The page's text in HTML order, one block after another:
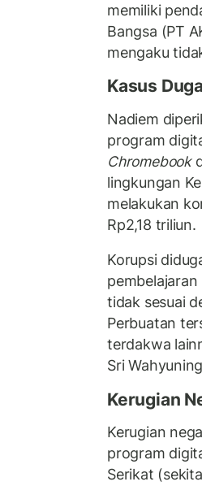
memiliki
Bangsa (PT
mengaku
Kasus
Nadiem
program
Chromebook
lingkungan
melakukan
Rp2,18 triliun.
Korupsi
tidak sesuai
Perbuatan
terdakwa
Sri
Kerugian
Kerugian
program
Serikat